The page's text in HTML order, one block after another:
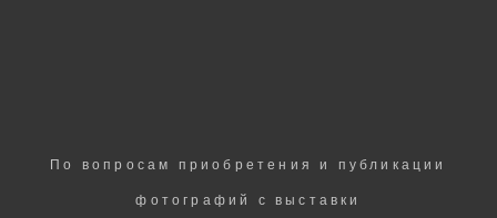
По вопросам приобретения и публикации
фотографий с выставки